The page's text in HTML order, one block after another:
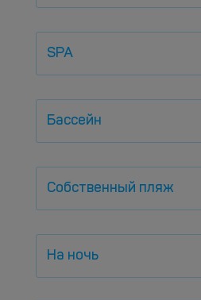
SPA
Бассейн
Собственный пляж
На ночь